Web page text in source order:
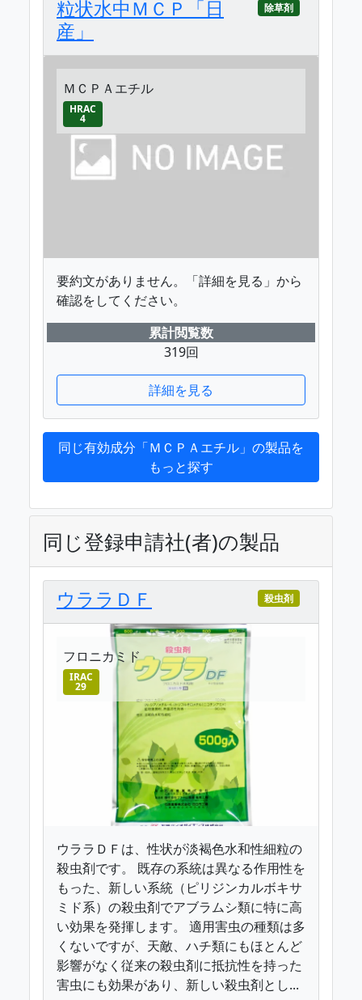
粒状水中ＭＣＰ「日
産」
除草剤
ＭＣＰＡエチル
HRAC
4
要約文がありません。「詳細を見る」から
確認をしてください。
累計閲覧数
319回
詳細を見る
同じ有効成分「ＭＣＰＡエチル」の製品を
もっと探す
同じ登録申請社(者)の製品
ウララＤＦ 殺虫剤
フロニカミド
IRAC
29
ウララＤＦは、性状が淡褐色水和性細粒の
殺虫剤です。 既存の系統は異なる作用性を
もった、新しい系統（ピリジンカルボキサ
ミド系）の殺虫剤でアブラムシ類に特に高
い効果を発揮します。 適用害虫の種類は多
くないですが、天敵、ハチ類にもほとんど
影響がなく従来の殺虫剤に抵抗性を持った
害虫にも効果があり、新しい殺虫剤とし...